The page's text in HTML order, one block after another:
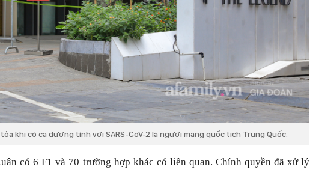
khi có ca dương tính với SARS-CoV-2 là người mang quốc tịch Trung Quốc.
có 6 F1 và 70 trường hợp khác có liên quan. Chính quyền đã xử lý